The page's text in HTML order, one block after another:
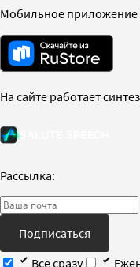
Мобильное приложение
На сайте работает
Рассылка:
Подписаться
Все сразу